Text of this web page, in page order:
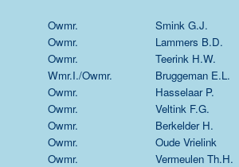
Owmr. Smink G.J.
Owmr. Lammers B.D.
Owmr. Teerink H.W.
Wmr.I./Owmr. Bruggeman E.L.
Owmr. Hasselaar P.
Owmr. Veltink F.G.
Owmr. Berkelder H.
Owmr. Oude Vrielink
Owmr. Vermeulen Th.H.